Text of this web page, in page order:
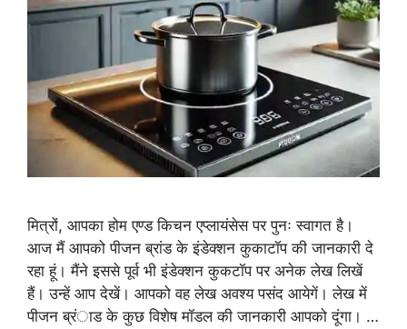
मित्रों, आपका होम एण्ड किचन एप्लायंसेस पर पुनः स्वागत है।
आज मैं आपको पीजन ब्रांड के इंडेक्शन कुकाटॉप की जानकारी दे
रहा हूं। मैंने इससे पूर्व भी इंडेक्शन कुकटॉप पर अनेक लेख लिखें
हैं। उन्हें आप देखें। आपको वह लेख अवश्य पसंद आयेगें। लेख में
पीजन ब्रंाड के कुछ विशेष मॉडल की जानकारी आपको दूंगा। …